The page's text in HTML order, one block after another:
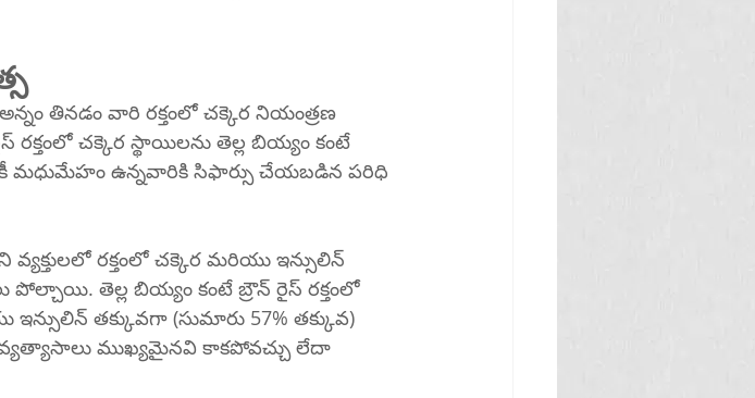
తినడం వారి రక్తంలో చక్కెర నియంత్రణ
చక్కెర స్థాయిలను తెల్ల బియ్యం కంటే
మధుమేహం ఉన్నవారికి సిఫార్సు చేయబడిన పరిధి
రక్తంలో చక్కెర మరియు ఇన్సులిన్
తెల్ల బియ్యం కంటే బ్రౌన్ రైస్ రక్తంలో
ఇన్సులిన్ తక్కువగా (సుమారు 57% తక్కువ)
వ్యత్యాసాలు ముఖ్యమైనవి కాకపోవచ్చు లేదా